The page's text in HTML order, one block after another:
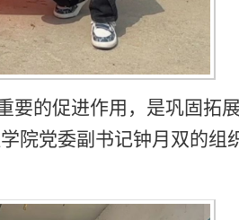
要的促进作用，是巩固拓
院党委副书记钟月双的组